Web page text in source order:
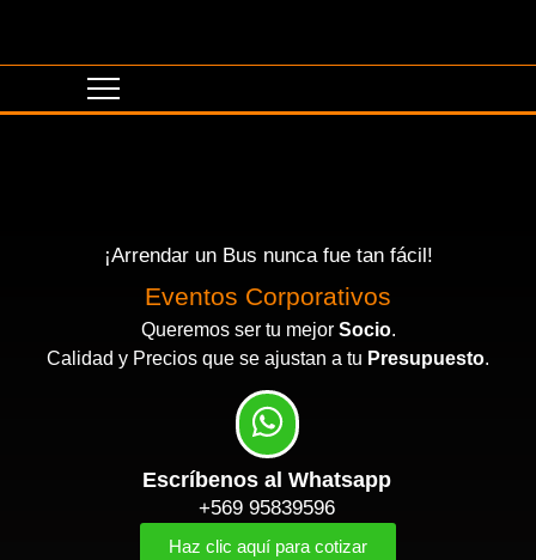
¡Arrendar un Bus nunca fue tan fácil!
Eventos Corporativos
Queremos ser tu mejor Socio.
Calidad y Precios que se ajustan a tu Presupuesto.
Escríbenos al Whatsapp
+569 95839596
Haz clic aquí para cotizar